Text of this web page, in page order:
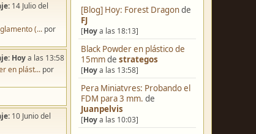
[Blog] Hoy: Forest Dragonde
FJ
[Hoya las 18:13]
Black Powder en plástico de
15mmde strategos
[Hoya las 13:58]
Pera Miniatvres: Probando el
FDM para 3 mm. de
Juanpelvis
[Hoya las 10:03]
14 Julio del
(... por
Hoya las 13:58
en plást... por
10 Junio del